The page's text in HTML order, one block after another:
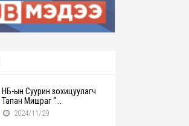
НҮБ-ын Суурин зохицуулагч
Тапан Мишраг “...
2024/11/29